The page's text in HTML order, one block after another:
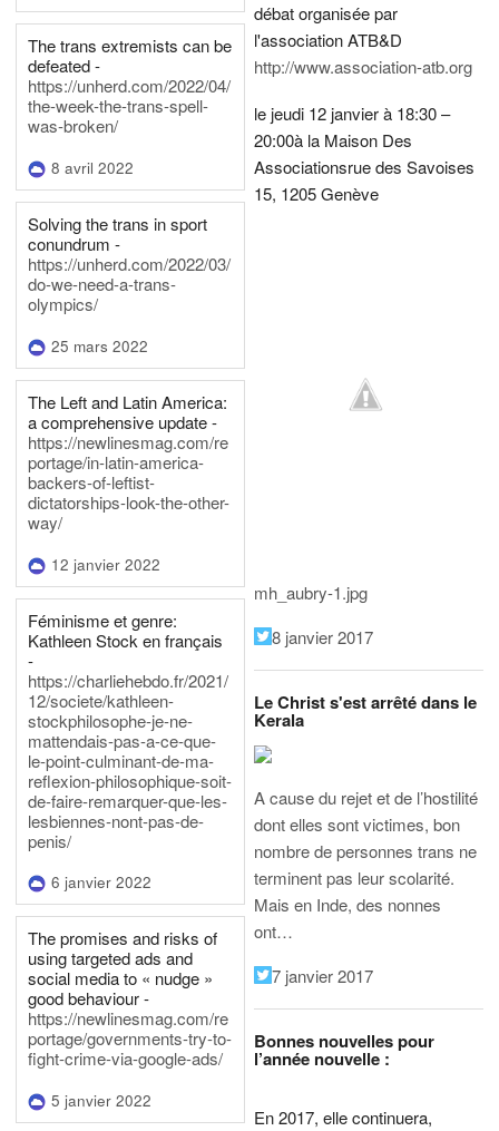
The trans extremists can be
defeated -
https://unherd.com/2022/04/
the-week-the-trans-spell-
was-broken/
8 avril 2022
Solving the trans in sport
conundrum -
https://unherd.com/2022/03/
do-we-need-a-trans-
olympics/
25 mars 2022
The Left and Latin America:
a comprehensive update -
https://newlinesmag.com/re
portage/in-latin-america-
backers-of-leftist-
dictatorships-look-the-other-
way/
12 janvier 2022
Féminisme et genre:
Kathleen Stock en français
-
https://charliehebdo.fr/2021/
12/societe/kathleen-
stockphilosophe-je-ne-
mattendais-pas-a-ce-que-
le-point-culminant-de-ma-
reflexion-philosophique-soit-
de-faire-remarquer-que-les-
lesbiennes-nont-pas-de-
penis/
6 janvier 2022
The promises and risks of
using targeted ads and
social media to « nudge »
good behaviour -
https://newlinesmag.com/re
portage/governments-try-to-
fight-crime-via-google-ads/
5 janvier 2022
débat organisée par
l'association ATB&D
http://www.association-atb.org
le jeudi 12 janvier à 18:30 –
20:00à la Maison Des
Associationsrue des Savoises
15, 1205 Genève
mh_aubry-1.jpg
8 janvier 2017
Le Christ s'est arrêté dans le
Kerala
A cause du rejet et de l’hostilité
dont elles sont victimes, bon
nombre de personnes trans ne
terminent pas leur scolarité.
Mais en Inde, des nonnes
ont…
7 janvier 2017
Bonnes nouvelles pour
l’année nouvelle :
En 2017, elle continuera,